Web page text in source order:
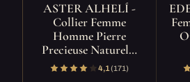
ASTER ALHELÍ -
Collier Femme
Homme Pierre
Precieuse Naturel…
4,1(171)